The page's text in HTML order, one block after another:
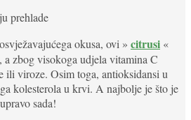
prehlade
okusa, ovi » citrusi «
zbog visokoga udjela vitamina C
ili viroze. Osim toga, antioksidansi u
kolesterola u krvi. A najbolje je što je
sada!